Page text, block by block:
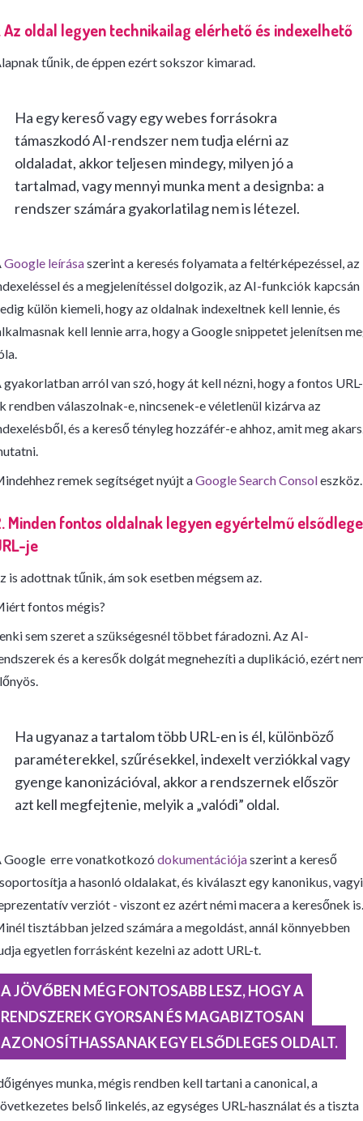
Az oldal legyen technikailag elérhető és indexelhető
tűnik, de éppen ezért sokszor kimarad.
Ha egy kereső vagy egy webes forrásokra
támaszkodó AI-rendszer nem tudja elérni az
oldaladat, akkor teljesen mindegy, milyen jó a
tartalmad, vagy mennyi munka ment a designba: a
rendszer számára gyakorlatilag nem is létezel.
Google leírásaszerint a keresés folyamata a feltérképezéssel, az
és a megjelenítéssel dolgozik, az AI-funkciók kapcsán
külön kiemeli, hogy az oldalnak indexeltnek kell lennie, és
kell lennie arra, hogy a Google snippetet jelenítsen
gyakorlatban arról van szó, hogy át kell nézni, hogy a fontos URL-
rendben válaszolnak-e, nincsenek-e véletlenül kizárva az
és a kereső tényleg hozzáfér-e ahhoz, amit meg
remek segítséget nyújt aGoogle Search Consoleszköz.
Minden fontos oldalnak legyen egyértelmű
je
is adottnak tűnik, ám sok esetben mégsem az.
fontos mégis?
sem szeret a szükségesnél többet fáradozni. Az AI-
és a keresők dolgát megnehezíti a duplikáció, ezért
Ha ugyanaz a tartalom több URL-en is él, különböző
paraméterekkel, szűrésekkel, indexelt verziókkal vagy
gyenge kanonizációval, akkor a rendszernek először
azt kell megfejtenie, melyik a „valódi” oldal.
Google erre vonatkotkozó dokumentációjaszerint a kereső
a hasonló oldalakat, és kiválaszt egy kanonikus,
verziót - viszont ez azért némi macera a keresőnek is.
tisztábban jelzed számára a megoldást, annál könnyebben
egyetlen forrásként kezelni az adott URL-t.
A JÖVŐBEN MÉG FONTOSABB LESZ, HOGY A
RENDSZEREK GYORSAN ÉS MAGABIZTOSAN
AZONOSÍTHASSANAK EGY ELSŐDLEGES OLDALT.
munka, mégis rendben kell tartani a canonical, a
belső linkelés, az egységes URL-használat és a tiszta